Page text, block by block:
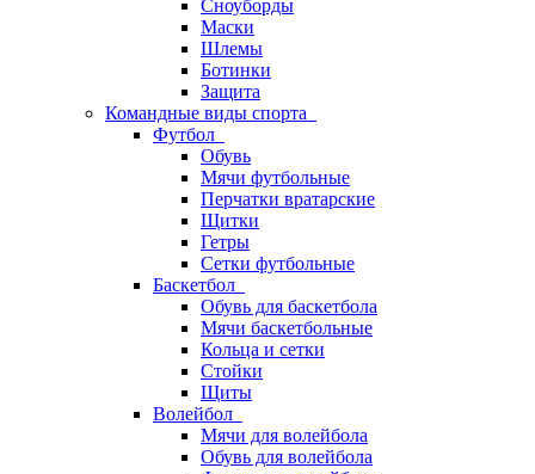
Сноуборды
Маски
Шлемы
Ботинки
Защита
Командные виды спорта
Футбол
Обувь
Мячи футбольные
Перчатки вратарские
Щитки
Гетры
Сетки футбольные
Баскетбол
Обувь для баскетбола
Мячи баскетбольные
Кольца и сетки
Стойки
Щиты
Волейбол
Мячи для волейбола
Обувь для волейбола